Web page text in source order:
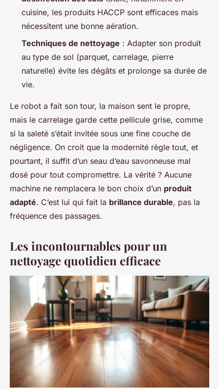
cuisine, les produits HACCP sont efficaces mais
nécessitent une bonne aération.
Techniques de nettoyage : Adapter son produit
au type de sol (parquet, carrelage, pierre
naturelle) évite les dégâts et prolonge sa durée de
vie.
Le robot a fait son tour, la maison sent le propre,
mais le carrelage garde cette pellicule grise, comme
si la saleté s’était invitée sous une fine couche de
négligence. On croit que la modernité règle tout, et
pourtant, il suffit d’un seau d’eau savonneuse mal
dosé pour tout compromettre. La vérité ? Aucune
machine ne remplacera le bon choix d’un produit
adapté. C’est lui qui fait la brillance durable, pas la
fréquence des passages.
Les incontournables pour un
nettoyage quotidien efficace